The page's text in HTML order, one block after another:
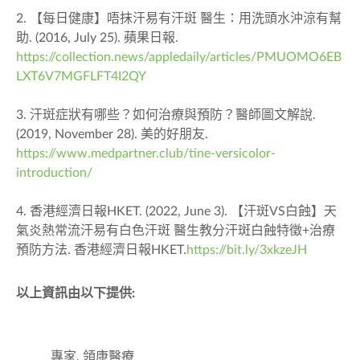
2. 【每日健康】唔抹汗易有汗斑 醫生：用洗頭水沖涼有幫
助. (2016, July 25). 蘋果日報.
https://collection.news/appledaily/articles/PMUOMO6EB
LXT6V7MGFLFT4I2QY
3. 汗斑症狀有哪些？如何治療與預防？醫師圖文解說.
(2019, November 28). 美的好朋友.
https://www.medpartner.club/tine-versicolor-
introduction/
4. 香港經濟日報HKET. (2022, June 3). 【汗斑VS白蝕】天
氣炎熱常流汗易有白色汗斑 醫生教分汗斑白蝕特徵+治療
預防方法. 香港經濟日報HKET.https://bit.ly/3xkzeJH
以上資訊由以下提供:
專家, 領康醫療